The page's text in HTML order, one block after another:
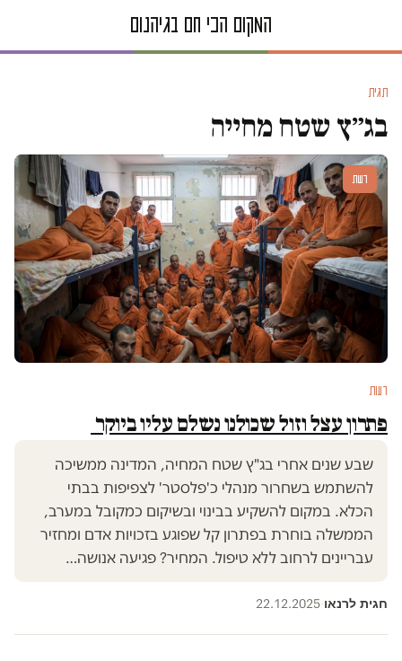
תגית
בג״ץ שטח מחייה
דעות
דעות
פתרון עצל וזול שכולנו נשלם עליו ביוקר
שבע שנים אחרי בג"ץ שטח המחיה, המדינה ממשיכה
להשתמש בשחרור מנהלי כ'פלסטר' לצפיפות בבתי
הכלא. במקום להשקיע בבינוי ובשיקום כמקובל במערב,
הממשלה בוחרת בפתרון קל שפוגע בזכויות אדם ומחזיר
עבריינים לרחוב ללא טיפול. המחיר? פגיעה אנושה…
חגית לרנאו·
22.12.2025